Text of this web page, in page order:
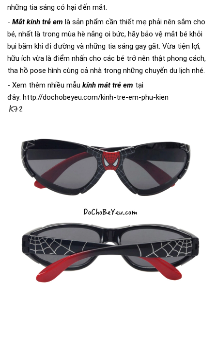
những tia sáng có hại đến mắt.
- Mắt kính trẻ em là sản phẩm cần thiết mẹ phải nên sắm cho
bé, nhất là trong mùa hè nắng oi bức, hãy bảo vệ mắt bé khỏi
bụi bặm khi đi đường và những tia sáng gay gắt. Vừa tiện lợi,
hữu ích vừa là điểm nhấn cho các bé trở nên thật phong cách,
tha hồ pose hình cùng cả nhà trong những chuyến du lịch nhé.
- Xem thêm nhiều mẫu kính mát trẻ em tại
đây: http://dochobeyeu.com/kinh-tre-em-phu-kien